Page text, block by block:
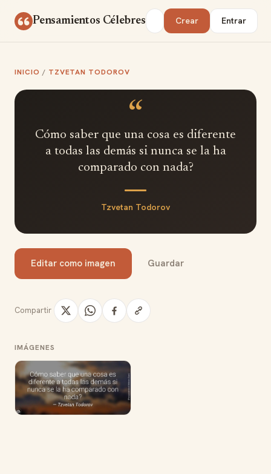
Pensamientos Célebres Buscar Crear Entrar
INICIO / TZVETAN TODOROV
“
Cómo saber que una cosa es diferente
a todas las demás si nunca se la ha
comparado con nada?
Tzvetan Todorov
Editar como imagen Guardar
Compartir
IMÁGENES